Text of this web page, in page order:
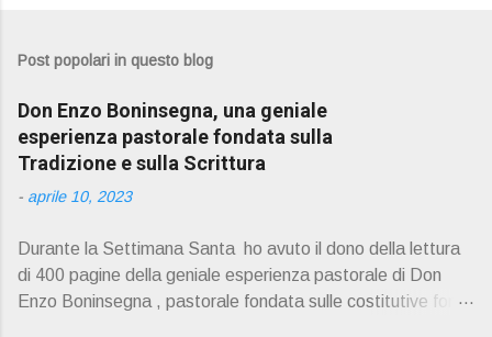
Post popolari in questo blog
Don Enzo Boninsegna, una geniale
esperienza pastorale fondata sulla
Tradizione e sulla Scrittura
- aprile 10, 2023
Durante la Settimana Santa ho avuto il dono della lettura
di 400 pagine della geniale esperienza pastorale di Don
Enzo Boninsegna , pastorale fondata sulle costitutive fon ti